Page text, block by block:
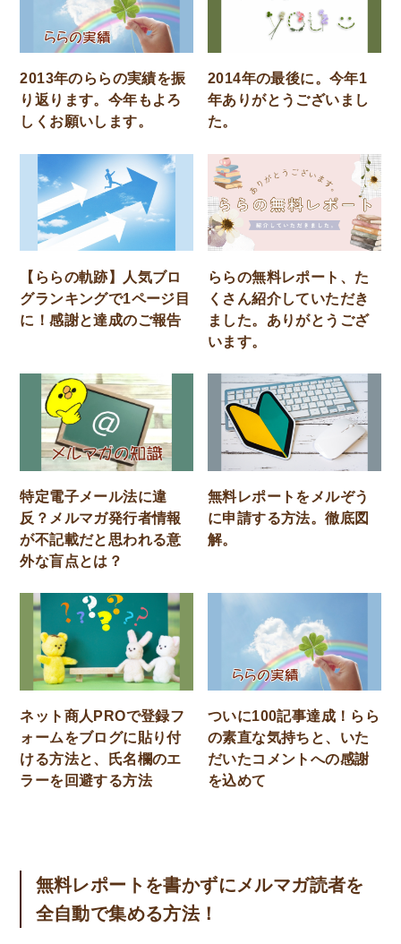
2013年のららの実績を振
り返ります。今年もよろ
しくお願いします。
2014年の最後に。今年1
年ありがとうございまし
た。
【ららの軌跡】人気ブロ
グランキングで1ページ目
に！感謝と達成のご報告
ららの無料レポート、た
くさん紹介していただき
ました。ありがとうござ
います。
特定電子メール法に違
反？メルマガ発行者情報
が不記載だと思われる意
外な盲点とは？
無料レポートをメルぞう
に申請する方法。徹底図
解。
ネット商人PROで登録フ
ォームをブログに貼り付
ける方法と、氏名欄のエ
ラーを回避する方法
ついに100記事達成！らら
の素直な気持ちと、いた
だいたコメントへの感謝
を込めて
無料レポートを書かずにメルマガ読者を
全自動で集める方法！